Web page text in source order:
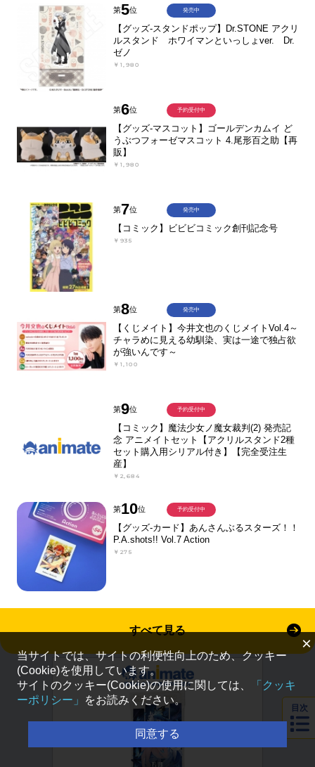
第5位
【グッズ-スタンドポップ】Dr.STONE アクリ
ルスタンド ホワイマンといっしょver. Dr.
ゼノ
￥1,980
発売中
第6位
【グッズ-マスコット】ゴールデンカムイ ど
うぶつフォーゼマスコット 4.尾形百之助【再
販】
￥1,980
予約受付中
第7位
【コミック】ビビビコミック創刊記念号
￥935
発売中
第8位
【くじメイト】今井文也のくじメイトVol.4～
チャラめに見える幼馴染、実は一途で独占欲
が強いんです～
￥1,100
発売中
第9位
【コミック】魔法少女ノ魔女裁判(2) 発売記
念 アニメイトセット【アクリルスタンド2種
セット購入用シリアル付き】【完全受注生
産】
￥2,684
予約受付中
第10位
【グッズ-カード】あんさんぶるスターズ！！
P.A.shots!! Vol.7 Action
￥275
予約受付中
すべて見る
目次
×
当サイトでは、サイトの利便性向上のため、クッキー
(Cookie)を使用しています。
サイトのクッキー(Cookie)の使用に関しては、
「クッキ
ーポリシー」
をお読みください。
同意する